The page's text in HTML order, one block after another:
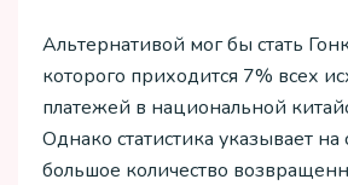
Альтернативой мог бы стать
которого приходится 7% всех
платежей в национальной
Однако статистика указывает
большое количество